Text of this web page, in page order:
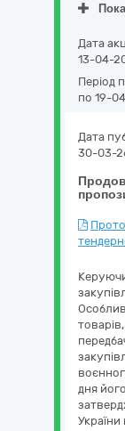
Дата
13-04-
Період
по 19-
Дата
30-03-
дня
України